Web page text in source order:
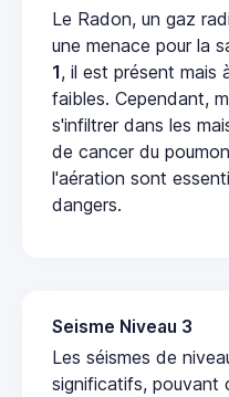
Le Radon, un gaz
une menace pour la
1, il est présent mais
faibles. Cependant,
s'infiltrer dans les
de cancer du
l'aération sont
dangers.
Seisme Niveau 3
Les séismes de
significatifs, pouvant